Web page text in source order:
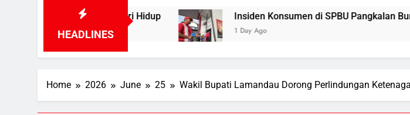
HEADLINES
Akhiri Hidup Insiden Konsumen di SPBU Pangkalan Bun Ditangani
1 Day Ago
Home 2026 June 25 Wakil Bupati Lamandau Dorong Perlindungan